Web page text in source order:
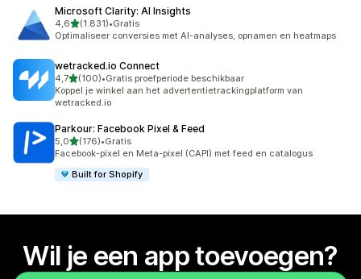
Microsoft Clarity: AI Insights
4,6van 5 sterren
(1.831)
1831 recensies in totaal
•Gratis
Optimaliseer conversies met AI-analyses, opnamen en heatmaps
wetracked.io Connect
4,7van 5 sterren
(100)
100 recensies in totaal
•Gratis proefperiode beschikbaar
Koppel je winkel aan het advertentietrackingplatform van
wetracked.io
Parkour: Facebook Pixel & Feed
5,0van 5 sterren
(176)
176 recensies in totaal
•Gratis
Facebook-pixel en Meta-pixel (CAPI) met feed en catalogus
Built for Shopify
Wil je een app toevoegen?